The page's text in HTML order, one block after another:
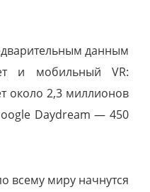
данным
и мобильный VR:
около 2,3 миллионов
Daydream — 450
всему миру начнутся